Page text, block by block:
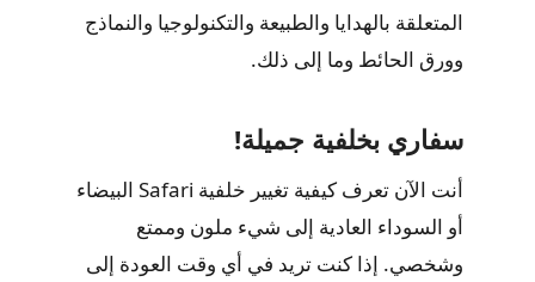
المتعلقة بالهدايا والطبيعة والتكنولوجيا والنماذج
وورق الحائط وما إلى ذلك.
سفاري بخلفية جميلة!
أنت الآن تعرف كيفية تغيير خلفية Safari البيضاء
أو السوداء العادية إلى شيء ملون وممتع
وشخصي. إذا كنت تريد في أي وقت العودة إلى